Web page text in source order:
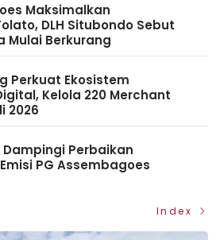
Maksimalkan
DLH Situbondo Sebut
Mulai Berkurang
Perkuat Ekosistem
Kelola 220 Merchant
2026
Dampingi Perbaikan
PG Assembagoes
Index